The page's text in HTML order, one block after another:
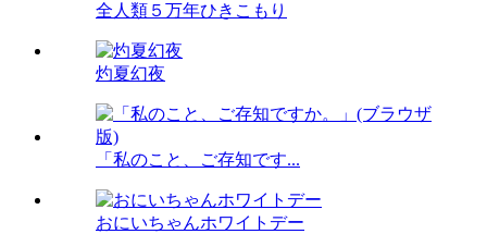
全人類５万年ひきこもり
灼夏幻夜
「私のこと、ご存知です...
おにいちゃんホワイトデー